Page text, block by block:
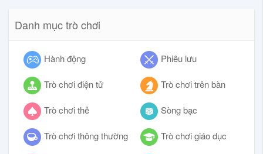
Danh mục trò chơi
Hành động Phiêu lưu
Trò chơi điện tử Trò chơi trên bàn
Trò chơi thẻ Sòng bạc
Trò chơi thông thường Trò chơi giáo dục